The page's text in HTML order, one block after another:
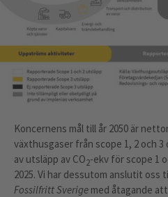
Koncernens mål till år 2050 är
växthusgaser från scope 1, 2 och
av utsläpp av CO2-ekv för scope 1
2025. Vi har dessutom anslutit
Fossilfritt Sverige med åtagande